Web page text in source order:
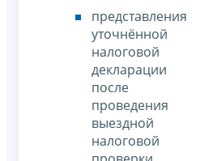
представления
уточнённой
налоговой
декларации
после
проведения
выездной
налоговой